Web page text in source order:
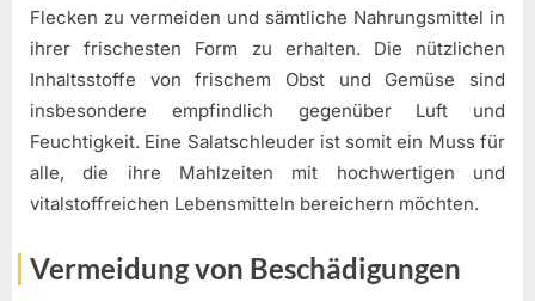
Flecken zu vermeiden und sämtliche Nahrungsmittel in
ihrer frischesten Form zu erhalten. Die nützlichen
Inhaltsstoffe von frischem Obst und Gemüse sind
insbesondere empfindlich gegenüber Luft und
Feuchtigkeit. Eine Salatschleuder ist somit ein Muss für
alle, die ihre Mahlzeiten mit hochwertigen und
vitalstoffreichen Lebensmitteln bereichern möchten.
Vermeidung von Beschädigungen